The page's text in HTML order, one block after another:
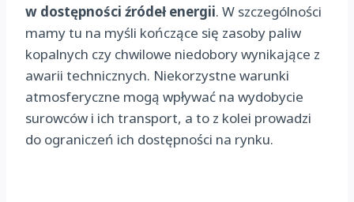
w dostępności źródeł energii. W szczególności
mamy tu na myśli kończące się zasoby paliw
kopalnych czy chwilowe niedobory wynikające z
awarii technicznych. Niekorzystne warunki
atmosferyczne mogą wpływać na wydobycie
surowców i ich transport, a to z kolei prowadzi
do ograniczeń ich dostępności na rynku.